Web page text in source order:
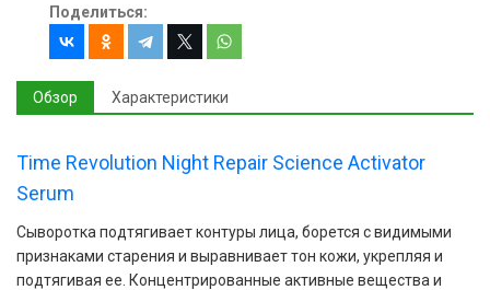
Поделиться:
Обзор Характеристики
Time Revolution Night Repair Science Activator
Serum
Сыворотка подтягивает контуры лица, борется с видимыми
признаками старения и выравнивает тон кожи, укрепляя и
подтягивая ее. Концентрированные активные вещества и